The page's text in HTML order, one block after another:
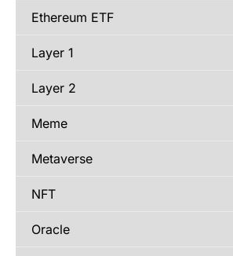
Ethereum ETF
Layer 1
Layer 2
Meme
Metaverse
NFT
Oracle